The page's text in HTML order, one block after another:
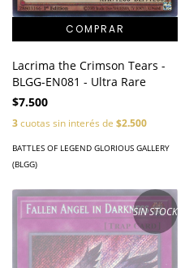
Lacrima the Crimson Tears -
BLGG-EN081 - Ultra Rare
$7.500
3cuotas sin interés de $2.500
BATTLES OF LEGEND GLORIOUS GALLERY
(BLGG)
SIN STOCK